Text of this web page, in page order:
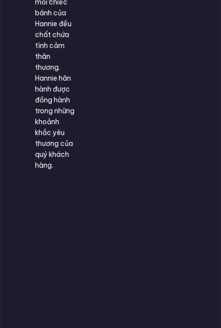
mỗi chiếc
bánh của
Hannie đều
chất chứa
tình cảm
thân
thương.
Hannie hân
hành được
đồng hành
trong những
khoảnh
khắc yêu
thương của
quý khách
hàng.